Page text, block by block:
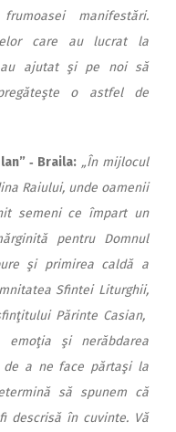
manifestări.
care au lucrat la
ajutat şi pe noi să
o astfel de
‑ Braila: „În mijlocul
Raiului, unde oamenii
semeni ce împart un
pen­tru Domnul
şi pri­mirea caldă a
Sfintei Liturghii,
Părinte Casian,
emoţia şi nerăbdarea
a ne face părtaşi la
să spunem că
descrisă în cuvinte. Vă